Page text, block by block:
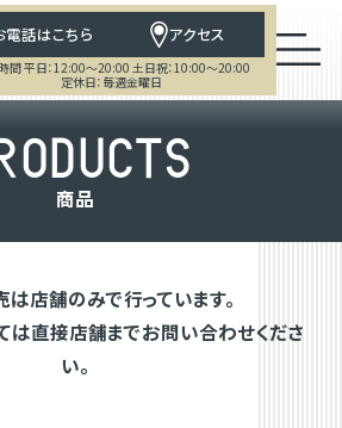
電話はこちら アクセス
間 平日：12:00～20:00 土日祝：10:00～20:00
定休日：毎週金曜日
ODUCTS
商品
店舗のみで行っています。
は直接店舗までお問い合わせくださ
い。